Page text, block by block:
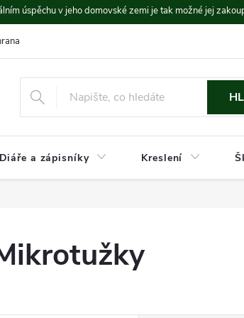
úspěchu v jeho domovské zemi je tak možné jej
údajů
Diáře a zápisníky Kreslení